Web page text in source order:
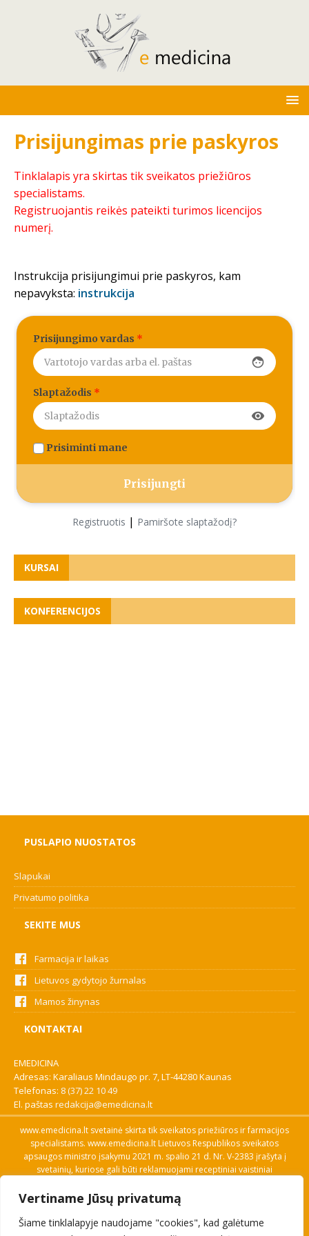
Vertiname Jūsų privatumą
Šiame tinklalapyje naudojame "cookies", kad galėtume
Prisijungimas prie paskyros
Tinklalapis yra skirtas tik sveikatos priežiūros
specialistams.
Registruojantis reikės pateikti turimos licencijos
numerį.
Instrukcija prisijungimui prie paskyros, kam
nepavyksta: instrukcija
Prisijungimo vardas *
face
Slaptažodis *
visibility
Prisiminti mane
Registruotis | Pamiršote slaptažodį?
KURSAI
KONFERENCIJOS
PUSLAPIO NUOSTATOS
Slapukai
Privatumo politika
SEKITE MUS
Farmacija ir laikas
Lietuvos gydytojo žurnalas
Mamos žinynas
KONTAKTAI
EMEDICINA
Adresas: Karaliaus Mindaugo pr. 7, LT-44280 Kaunas
Telefonas: 8 (37) 22 10 49
El. paštas redakcija@emedicina.lt
www.emedicina.lt svetainė skirta tik sveikatos priežiūros ir farmacijos
specialistams. www.emedicina.lt Lietuvos Respublikos sveikatos
apsaugos ministro įsakymu 2021 m. spalio 21 d. Nr. V-2383 įrašyta į
svetainių, kuriose gali būti reklamuojami receptiniai vaistiniai
savo profesinę kvalifikaciją. Naudingos nuorodos: Vaistų ir medicinos
pagalbos priemonių kainų paieška, VVKT tinklalapis, Sveikatos
priežiūros ar farmacijos specialisto pranešimo apie įtariamą